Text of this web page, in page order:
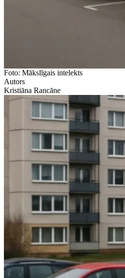
Foto: Mākslīgais intelekts
Autors
Kristiāna Rancāne